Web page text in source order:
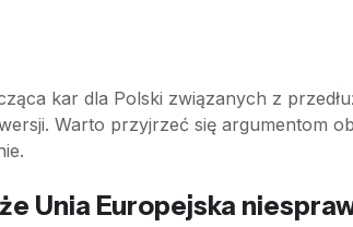
kar dla Polski związanych z
Warto przyjrzeć się argumentom
Unia Europejska